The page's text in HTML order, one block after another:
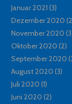
Januar 2021 (3)
Dezember 2020
November 2020
Oktober 2020 (2)
September 2020
August 2020 (3)
Juli 2020 (1)
Juni 2020 (2)